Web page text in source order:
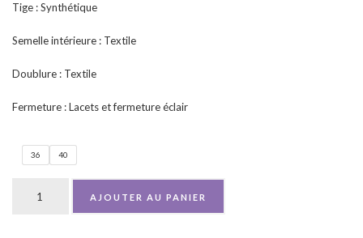
Tige : Synthétique
Semelle intérieure : Textile
Doublure : Textile
Fermeture : Lacets et fermeture éclair
36 40
AJOUTER AU PANIER